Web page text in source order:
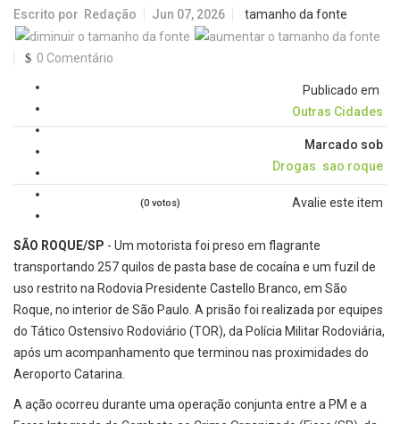
Escrito por Redação Jun 07, 2026 tamanho da fonte
0 Comentário
Publicado em
Outras Cidades
Marcado sob
Drogas sao roque
Avalie este item
(0 votos)
SÃO ROQUE/SP - Um motorista foi preso em flagrante
transportando 257 quilos de pasta base de cocaína e um fuzil de
uso restrito na Rodovia Presidente Castello Branco, em São
Roque, no interior de São Paulo. A prisão foi realizada por equipes
do Tático Ostensivo Rodoviário (TOR), da Polícia Militar Rodoviária,
após um acompanhamento que terminou nas proximidades do
Aeroporto Catarina.
A ação ocorreu durante uma operação conjunta entre a PM e a